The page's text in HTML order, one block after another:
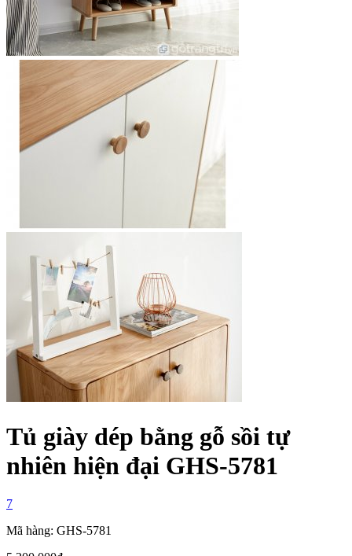
Tủ giày dép bằng gỗ sồi tự
nhiên hiện đại GHS-5781
7
Mã hàng: GHS-5781